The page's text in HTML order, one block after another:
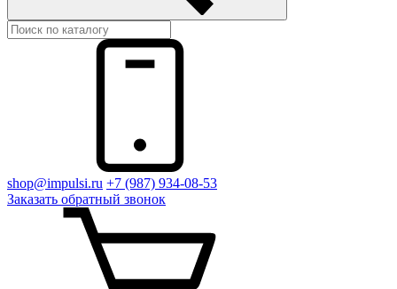
shop@impulsi.ru +7 (987) 934-08-53
Заказать обратный звонок